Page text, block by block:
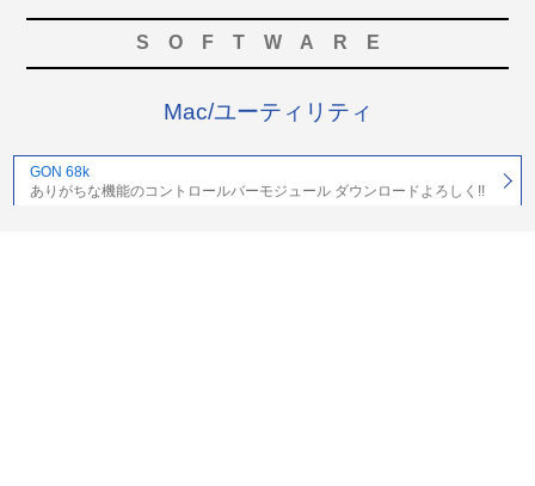
SOFTWARE
Mac/ユーティリティ
GON 68k
ありがちな機能のコントロールバーモジュール ダウンロードよろしく!!